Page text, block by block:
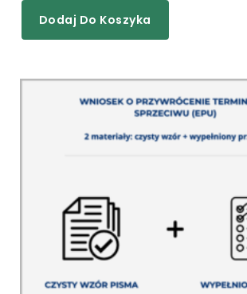
Dodaj Do Koszyka